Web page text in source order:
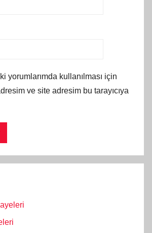
yorumlarımda kullanılması için
ve site adresim bu tarayıcıya